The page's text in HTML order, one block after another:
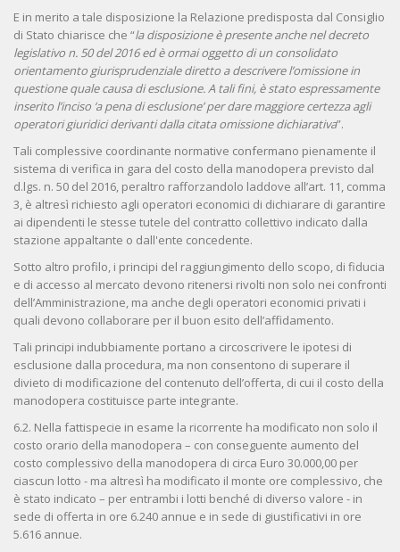
E in merito a tale disposizione la Relazione predisposta dal Consiglio
di Stato chiarisce che “la disposizione è presente anche nel decreto
legislativo n. 50 del 2016 ed è ormai oggetto di un consolidato
orientamento giurisprudenziale diretto a descrivere l’omissione in
questione quale causa di esclusione. A tali fini, è stato espressamente
inserito l’inciso ‘a pena di esclusione’ per dare maggiore certezza agli
operatori giuridici derivanti dalla citata omissione dichiarativa”.
Tali complessive coordinante normative confermano pienamente il
sistema di verifica in gara del costo della manodopera previsto dal
d.lgs. n. 50 del 2016, peraltro rafforzandolo laddove all’art. 11, comma
3, è altresì richiesto agli operatori economici di dichiarare di garantire
ai dipendenti le stesse tutele del contratto collettivo indicato dalla
stazione appaltante o dall'ente concedente.
Sotto altro profilo, i principi del raggiungimento dello scopo, di fiducia
e di accesso al mercato devono ritenersi rivolti non solo nei confronti
dell’Amministrazione, ma anche degli operatori economici privati i
quali devono collaborare per il buon esito dell’affidamento.
Tali principi indubbiamente portano a circoscrivere le ipotesi di
esclusione dalla procedura, ma non consentono di superare il
divieto di modificazione del contenuto dell’offerta, di cui il costo della
manodopera costituisce parte integrante.
6.2. Nella fattispecie in esame la ricorrente ha modificato non solo il
costo orario della manodopera – con conseguente aumento del
costo complessivo della manodopera di circa Euro 30.000,00 per
ciascun lotto - ma altresì ha modificato il monte ore complessivo, che
è stato indicato – per entrambi i lotti benché di diverso valore - in
sede di offerta in ore 6.240 annue e in sede di giustificativi in ore
5.616 annue.